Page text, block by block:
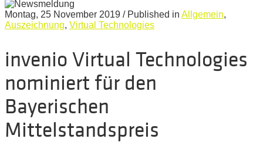
Montag, 25 November 2019 / Published in Allgemein,
Auszeichnung, Virtual Technologies
invenio Virtual Technologies
nominiert für den
Bayerischen
Mittelstandspreis